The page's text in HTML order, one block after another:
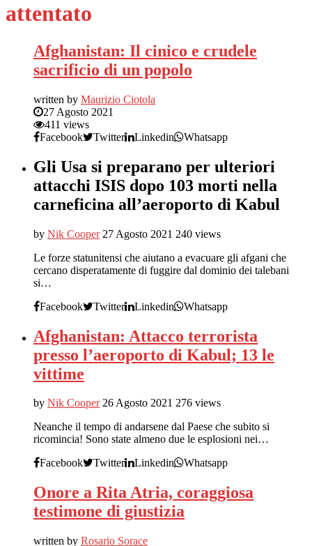
attentato
Afghanistan: Il cinico e crudele
sacrificio di un popolo
written by Maurizio Ciotola
27 Agosto 2021
411 views
Facebook
Twitter Linkedin Whatsapp
Gli Usa si preparano per ulteriori
attacchi ISIS dopo 103 morti nella
carneficina all’aeroporto di Kabul
by Nik Cooper 27 Agosto 2021 240 views
Le forze statunitensi che aiutano a evacuare gli afgani che
cercano disperatamente di fuggire dal dominio dei talebani
si…
Facebook
Twitter Linkedin Whatsapp
Afghanistan: Attacco terrorista
presso l’aeroporto di Kabul; 13 le
vittime
by Nik Cooper 26 Agosto 2021 276 views
Neanche il tempo di andarsene dal Paese che subito si
ricomincia! Sono state almeno due le esplosioni nei…
Facebook
Twitter Linkedin Whatsapp
Onore a Rita Atria, coraggiosa
testimone di giustizia
written by Rosario Sorace